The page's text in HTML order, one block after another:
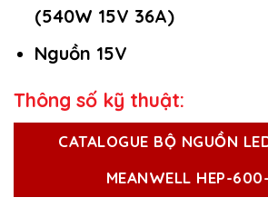
(540W 15V 36A)
Nguồn 15V
Thông số kỹ thuật:
CATALOGUE BỘ NGUỒN
MEANWELL HEP-